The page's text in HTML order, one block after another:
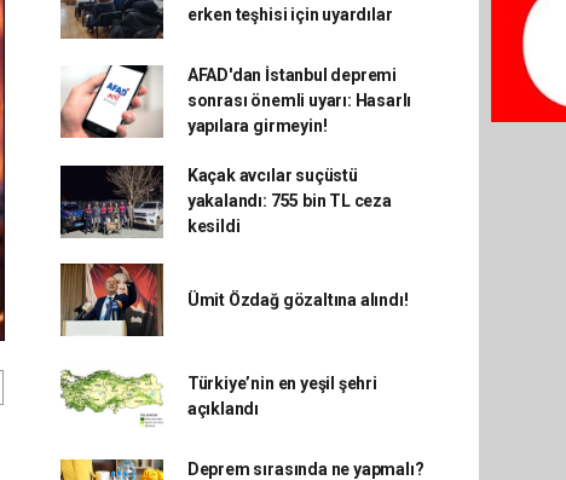
erken teşhisi için uyardılar
AFAD'dan İstanbul depremi
sonrası önemli uyarı: Hasarlı
yapılara girmeyin!
Kaçak avcılar suçüstü
yakalandı: 755 bin TL ceza
kesildi
Ümit Özdağ gözaltına alındı!
Türkiye’nin en yeşil şehri
açıklandı
Deprem sırasında ne yapmalı?